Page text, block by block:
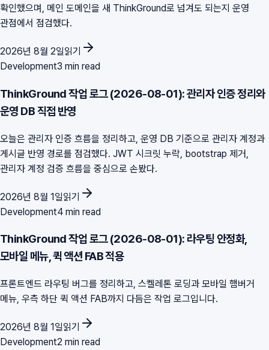
확인했으며, 메인 도메인을 새 ThinkGround로 넘겨도 되는지 운영
관점에서 점검했다.
2026년 8월 2일읽기
Development3 min read
ThinkGround 작업 로그 (2026-08-01): 관리자 인증 정리와
운영 DB 직접 반영
오늘은 관리자 인증 흐름을 정리하고, 운영 DB 기준으로 관리자 계정과
게시글 반영 경로를 점검했다. JWT 시크릿 누락, bootstrap 제거,
관리자 계정 검증 흐름을 중심으로 손봤다.
2026년 8월 1일읽기
Development4 min read
ThinkGround 작업 로그 (2026-08-01): 라우팅 안정화,
모바일 메뉴, 퀵 액션 FAB 적용
프론트엔드 라우팅 버그를 정리하고, 스켈레톤 로딩과 모바일 햄버거
메뉴, 우측 하단 퀵 액션 FAB까지 다듬은 작업 로그입니다.
2026년 8월 1일읽기
Development2 min read